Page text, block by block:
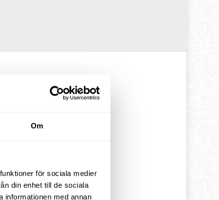
Om
för sociala medier
din enhet till de sociala
informationen med annan